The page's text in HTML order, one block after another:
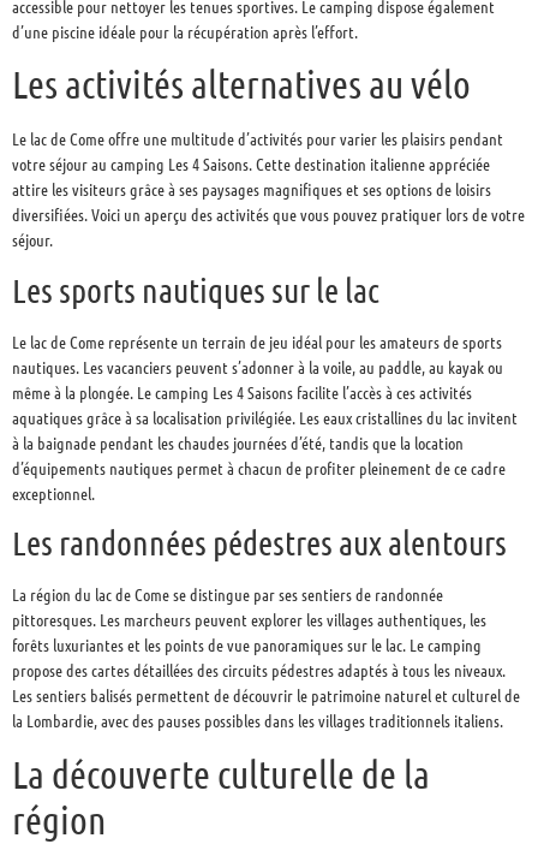
accessible pour nettoyer les tenues sportives. Le camping dispose également
d’une piscine idéale pour la récupération après l’effort.
Les activités alternatives au vélo
Le lac de Come offre une multitude d’activités pour varier les plaisirs pendant
votre séjour au camping Les 4 Saisons. Cette destination italienne appréciée
attire les visiteurs grâce à ses paysages magnifiques et ses options de loisirs
diversifiées. Voici un aperçu des activités que vous pouvez pratiquer lors de votre
séjour.
Les sports nautiques sur le lac
Le lac de Come représente un terrain de jeu idéal pour les amateurs de sports
nautiques. Les vacanciers peuvent s’adonner à la voile, au paddle, au kayak ou
même à la plongée. Le camping Les 4 Saisons facilite l’accès à ces activités
aquatiques grâce à sa localisation privilégiée. Les eaux cristallines du lac invitent
à la baignade pendant les chaudes journées d’été, tandis que la location
d’équipements nautiques permet à chacun de profiter pleinement de ce cadre
exceptionnel.
Les randonnées pédestres aux alentours
La région du lac de Come se distingue par ses sentiers de randonnée
pittoresques. Les marcheurs peuvent explorer les villages authentiques, les
forêts luxuriantes et les points de vue panoramiques sur le lac. Le camping
propose des cartes détaillées des circuits pédestres adaptés à tous les niveaux.
Les sentiers balisés permettent de découvrir le patrimoine naturel et culturel de
la Lombardie, avec des pauses possibles dans les villages traditionnels italiens.
La découverte culturelle de la
région